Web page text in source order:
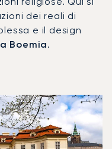
dei reali di
e il design
Boemia.